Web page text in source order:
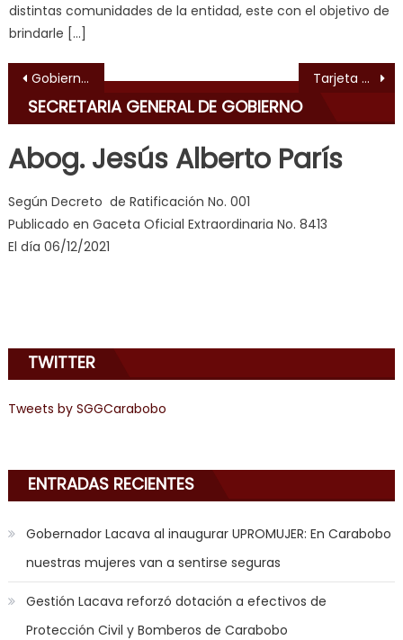
ह,
dancer
milf,
de
pono
doido ,
about
joys
of
i
am
the
mood
to
play
distintas comunidades de la entidad, este con el objetivo de
brindarle […]
Navegación de entradas
Gobierno Regional inició talleres de prevención en Insalud Tarjeta electrónica prepagada de Invialca puede recargarse a través de internet
SECRETARIA GENERAL DE GOBIERNO
Abog. Jesús Alberto París
Según Decreto de Ratificación No. 001
Publicado en Gaceta Oficial Extraordinaria No. 8413
El día 06/12/2021
TWITTER
Tweets by SGGCarabobo
ENTRADAS RECIENTES
Gobernador Lacava al inaugurar UPROMUJER: En Carabobo
nuestras mujeres van a sentirse seguras
Gestión Lacava reforzó dotación a efectivos de
Protección Civil y Bomberos de Carabobo